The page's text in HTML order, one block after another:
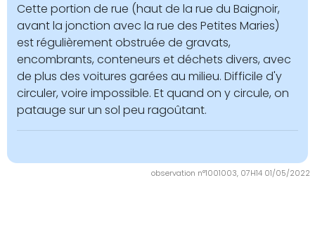
observation n°1001003, 07H14 01/05/2022
Cette portion de rue (haut de la rue du Baignoir,
avant la jonction avec la rue des Petites Maries)
est régulièrement obstruée de gravats,
encombrants, conteneurs et déchets divers, avec
de plus des voitures garées au milieu. Difficile d'y
circuler, voire impossible. Et quand on y circule, on
patauge sur un sol peu ragoûtant.